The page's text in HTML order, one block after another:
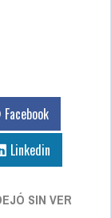
Facebook
Linkedin
SIN VER